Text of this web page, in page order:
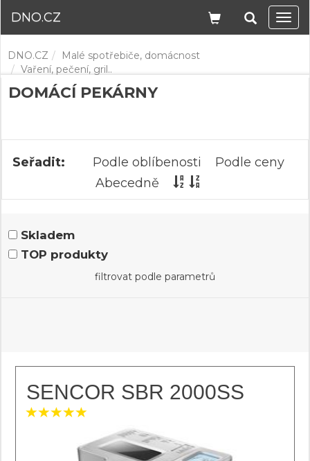
DNO.CZ
DNO.CZ
Malé spotřebiče, domácnost
Vaření, pečení, gril..
DOMÁCÍ PEKÁRNY
Seřadit: Podle oblíbenosti
Podle ceny
Abecedně
Skladem
TOP produkty
filtrovat podle parametrů
SENCOR SBR 2000SS